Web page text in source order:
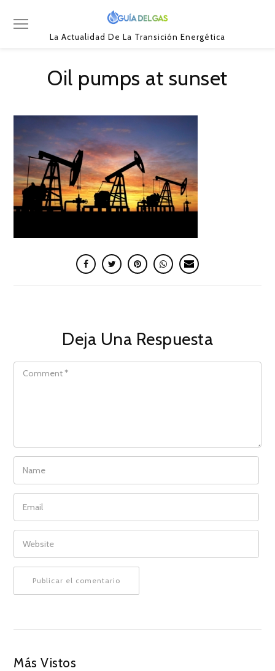
La Actualidad De La Transición Energética
Oil pumps at sunset
Deja Una Respuesta
COMMENT
NAME
EMAIL
WEBSITE
Más Vistos